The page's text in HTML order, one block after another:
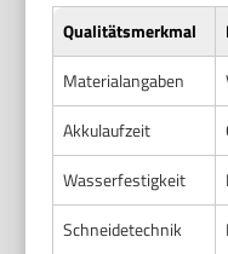
Qualitätsmerkmal
Materialangaben
Akkulaufzeit
Wasserfestigkeit
Schneidetechnik